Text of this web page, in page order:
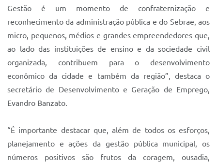
Gestão é um momento de confraternização e
reconhecimento da administração pública e do Sebrae, aos
micro, pequenos, médios e grandes empreendedores que,
ao lado das instituições de ensino e da sociedade civil
organizada, contribuem para o desenvolvimento
econômico da cidade e também da região”, destaca o
secretário de Desenvolvimento e Geração de Emprego,
Evandro Banzato.
“É importante destacar que, além de todos os esforços,
planejamento e ações da gestão pública municipal, os
números positivos são frutos da coragem, ousadia,